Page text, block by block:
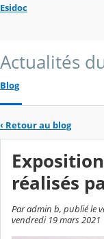
Esidoc
Actualités
Blog
‹ Retour au blog
réalisés
Par admin b, publié le
vendredi 19 mars 2021